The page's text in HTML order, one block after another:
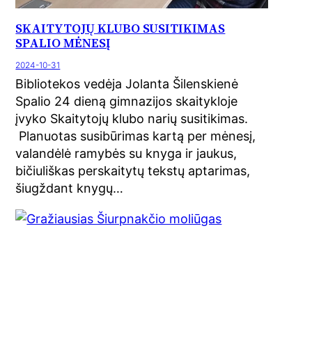
SKAITYTOJŲ KLUBO SUSITIKIMAS
SPALIO MĖNESĮ
2024-10-31
Bibliotekos vedėja Jolanta Šilenskienė
Spalio 24 dieną gimnazijos skaitykloje
įvyko Skaitytojų klubo narių susitikimas.
Planuotas susibūrimas kartą per mėnesį,
valandėlė ramybės su knyga ir jaukus,
bičiuliškas perskaitytų tekstų aptarimas,
šiugždant knygų…